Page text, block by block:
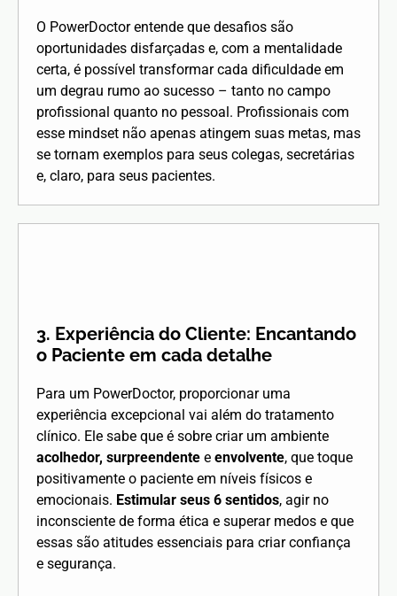
O PowerDoctor entende que desafios são
oportunidades disfarçadas e, com a mentalidade
certa, é possível transformar cada dificuldade em
um degrau rumo ao sucesso – tanto no campo
profissional quanto no pessoal. Profissionais com
esse mindset não apenas atingem suas metas, mas
se tornam exemplos para seus colegas, secretárias
e, claro, para seus pacientes.
3. Experiência do Cliente: Encantando
o Paciente em cada detalhe
Para um PowerDoctor, proporcionar uma
experiência excepcional vai além do tratamento
clínico. Ele sabe que é sobre criar um ambiente
acolhedor, surpreendente e envolvente, que toque
positivamente o paciente em níveis físicos e
emocionais. Estimular seus 6 sentidos, agir no
inconsciente de forma ética e superar medos e que
essas são atitudes essenciais para criar confiança
e segurança.